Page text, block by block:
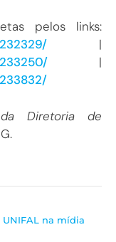
pelos links:
|
|
Diretoria de
UNIFAL na mídia